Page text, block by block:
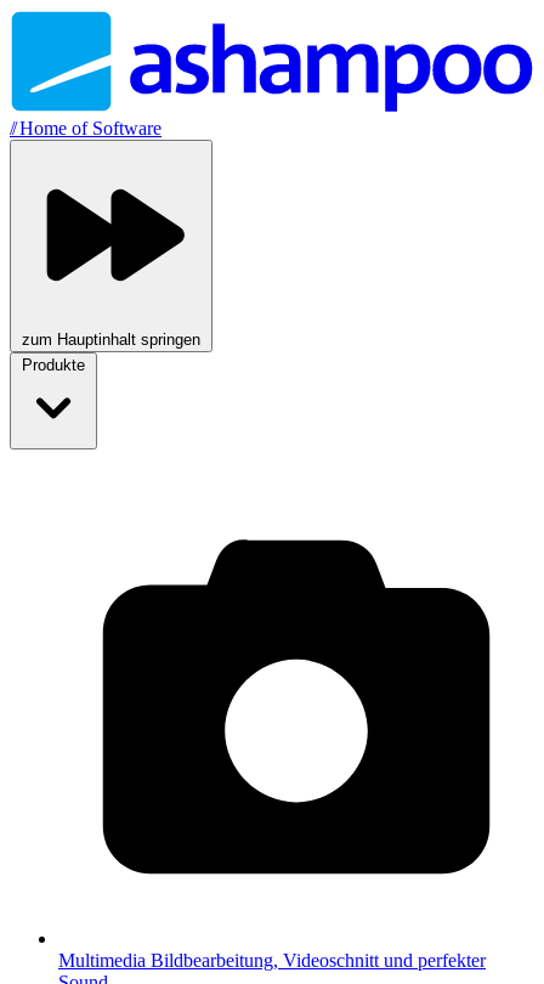
//Home of Software
zum Hauptinhalt springen
Produkte
Multimedia Bildbearbeitung, Videoschnitt und perfekter